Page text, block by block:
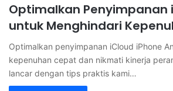
Optimalkan Penyimpanan
untuk Menghindari
Optimalkan penyimpanan iCloud iPhone
kepenuhan cepat dan nikmati kinerja
lancar dengan tips praktis kami…